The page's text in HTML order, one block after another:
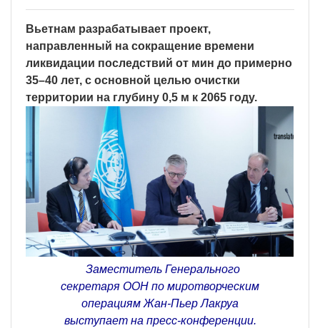
Вьетнам разрабатывает проект,
направленный на сокращение времени
ликвидации последствий от мин до примерно
35–40 лет, с основной целью очистки
территории на глубину 0,5 м к 2065 году.
Заместитель Генерального
секретаря ООН по миротворческим
операциям Жан-Пьер Лакруа
выступает на пресс-конференции.